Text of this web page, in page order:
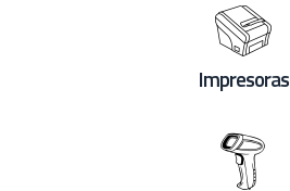
Impresoras